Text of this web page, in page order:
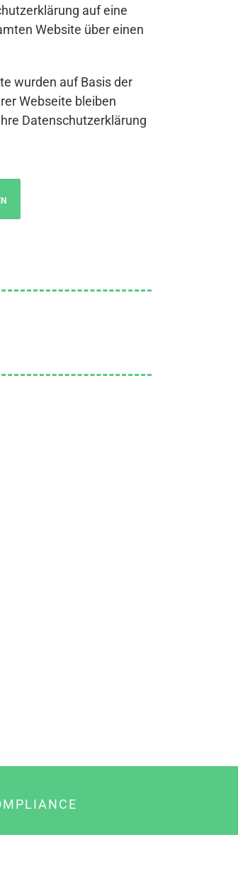
auf eine
Website über einen
wurden auf Basis der
Webseite bleiben
Datenschutzerklärung